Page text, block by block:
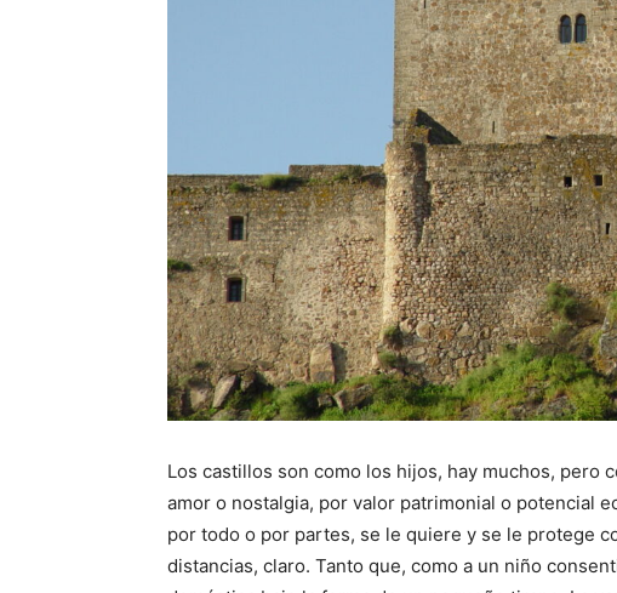
Los castillos son como los hijos, hay muchos, pero
amor o nostalgia, por valor patrimonial o potencial
por todo o por partes, se le quiere y se le protege
distancias, claro. Tanto que, como a un niño